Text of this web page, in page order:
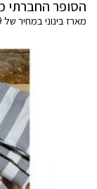
הסופר החברתי
מארז בינוני במחיר של 99 ₪ ומארז גדול ב-149 ₪.